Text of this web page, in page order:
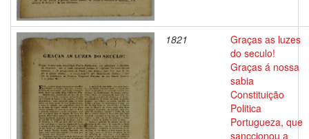
1821
Graças as luzes
do seculo!
Graças á nossa
sabia
Constituição
Politica
Portugueza, que
sanccionou a